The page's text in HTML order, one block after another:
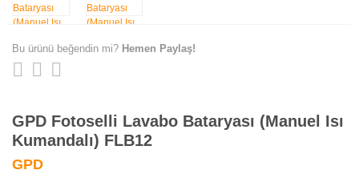
Bu ürünü beğendin mi? Hemen Paylaş!
GPD Fotoselli Lavabo Bataryası (Manuel Isı
Kumandalı) FLB12
GPD